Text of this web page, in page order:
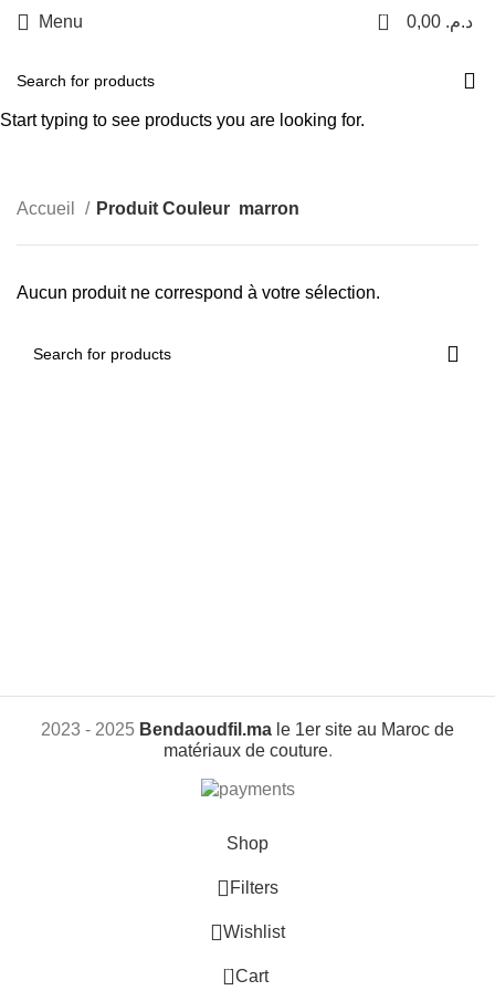
Menu 0 د.م.
Categories
Accueil Produit Couleur marron
Aucun produit ne correspond à votre sélection.
2023 - 2025 Bendaoudfil.ma le 1er site au Maroc de
matériaux de couture.
+212 601517038
Paiement à la livraison
Start typing to see products you are looking for.
Shop
Filters
Wishlist
0 Cart